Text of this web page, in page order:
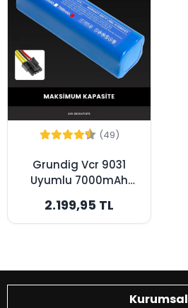
(49)
Grundig Vcr 9031
Uyumlu 7000mAh
Bataryası -
Maksimum Kapasite
2.199,95 TL
Kurumsal